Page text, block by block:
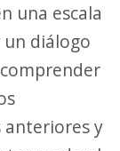
una escala
un diálogo
y